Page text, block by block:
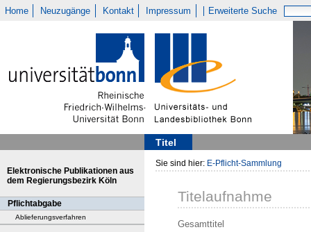
Home Neuzugänge Kontakt Impressum Erweiterte Suche
Titel
Elektronische Publikationen aus
dem Regierungsbezirk Köln
Pflichtabgabe
Ablieferungsverfahren
Sie sind hier: E-Pflicht-Sammlung
Titelaufnahme
Gesamttitel